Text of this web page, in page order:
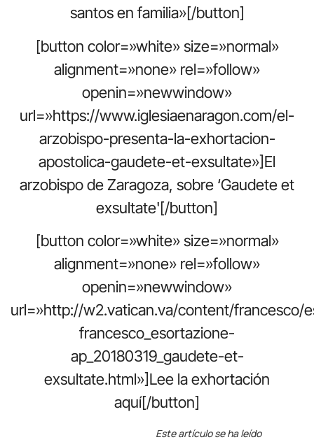
santos en familia»[/button]
[button color=»white» size=»normal»
alignment=»none» rel=»follow»
openin=»newwindow»
url=»https://www.iglesiaenaragon.com/el-
arzobispo-presenta-la-exhortacion-
apostolica-gaudete-et-exsultate»]El
arzobispo de Zaragoza, sobre ‘Gaudete et
exsultate'[/button]
[button color=»white» size=»normal»
alignment=»none» rel=»follow»
openin=»newwindow»
url=»http://w2.vatican.va/content/francesco/
francesco_esortazione-
ap_20180319_gaudete-et-
exsultate.html»]Lee la exhortación
aquí[/button]
Este artículo se ha leído